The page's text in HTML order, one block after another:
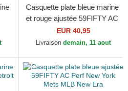
Casquette plate bleue marine
et rouge ajustée 59FIFTY AC
Perf Atlanta Braves MLB
New Era
EUR 40,95
Livraison demain, 11 aout